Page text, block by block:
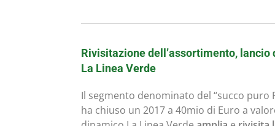
Rivisitazione dell’assortimento,
La Linea Verde
Il segmento denominato del “succo puro
ha chiuso un 2017 a 40mio di Euro a